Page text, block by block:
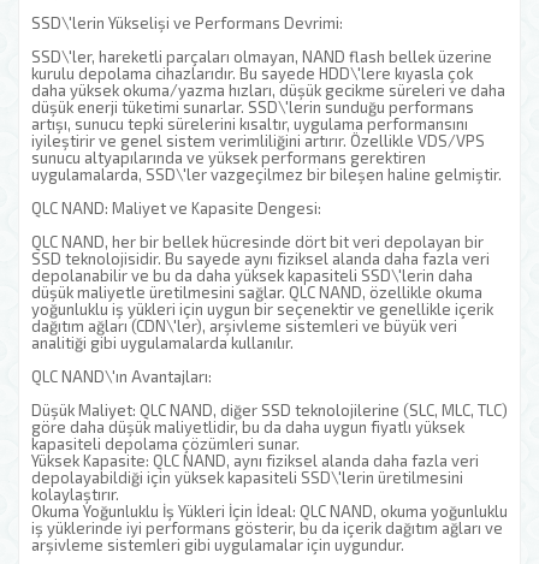
SSD\'lerin Yükselişi ve Performans Devrimi:
SSD\'ler, hareketli parçaları olmayan, NAND flash bellek üzerine
kurulu depolama cihazlarıdır. Bu sayede HDD\'lere kıyasla çok
daha yüksek okuma/yazma hızları, düşük gecikme süreleri ve daha
düşük enerji tüketimi sunarlar. SSD\'lerin sunduğu performans
artışı, sunucu tepki sürelerini kısaltır, uygulama performansını
iyileştirir ve genel sistem verimliliğini artırır. Özellikle VDS/VPS
sunucu altyapılarında ve yüksek performans gerektiren
uygulamalarda, SSD\'ler vazgeçilmez bir bileşen haline gelmiştir.
QLC NAND: Maliyet ve Kapasite Dengesi:
QLC NAND, her bir bellek hücresinde dört bit veri depolayan bir
SSD teknolojisidir. Bu sayede aynı fiziksel alanda daha fazla veri
depolanabilir ve bu da daha yüksek kapasiteli SSD\'lerin daha
düşük maliyetle üretilmesini sağlar. QLC NAND, özellikle okuma
yoğunluklu iş yükleri için uygun bir seçenektir ve genellikle içerik
dağıtım ağları (CDN\'ler), arşivleme sistemleri ve büyük veri
analitiği gibi uygulamalarda kullanılır.
QLC NAND\'ın Avantajları:
Düşük Maliyet: QLC NAND, diğer SSD teknolojilerine (SLC, MLC, TLC)
göre daha düşük maliyetlidir, bu da daha uygun fiyatlı yüksek
kapasiteli depolama çözümleri sunar.
Yüksek Kapasite: QLC NAND, aynı fiziksel alanda daha fazla veri
depolayabildiği için yüksek kapasiteli SSD\'lerin üretilmesini
kolaylaştırır.
Okuma Yoğunluklu İş Yükleri İçin İdeal: QLC NAND, okuma yoğunluklu
iş yüklerinde iyi performans gösterir, bu da içerik dağıtım ağları ve
arşivleme sistemleri gibi uygulamalar için uygundur.